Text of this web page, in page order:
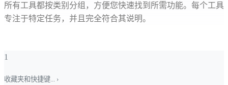
所有工具都按类别分组，方便您快速找到所需功能。每个工具
专注于特定任务，并且完全符合其说明。
1
收藏夹和快捷键... ›